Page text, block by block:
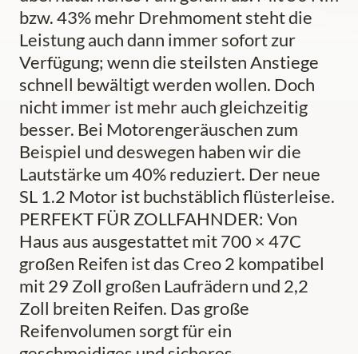
bzw. 43% mehr Drehmoment steht die
Leistung auch dann immer sofort zur
Verfügung; wenn die steilsten Anstiege
schnell bewältigt werden wollen. Doch
nicht immer ist mehr auch gleichzeitig
besser. Bei Motorengeräuschen zum
Beispiel und deswegen haben wir die
Lautstärke um 40% reduziert. Der neue
SL 1.2 Motor ist buchstäblich flüsterleise.
PERFEKT FÜR ZOLLFAHNDER: Von
Haus aus ausgestattet mit 700 × 47C
großen Reifen ist das Creo 2 kompatibel
mit 29 Zoll großen Laufrädern und 2,2
Zoll breiten Reifen. Das große
Reifenvolumen sorgt für ein